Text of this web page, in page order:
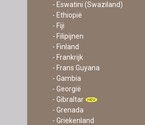
- Eswatini (Swaziland)
- Ethiopië
- Fiji
- Filipijnen
- Finland
- Frankrijk
- Frans Guyana
- Gambia
- Georgië
- Gibraltar
- Grenada
- Griekenland